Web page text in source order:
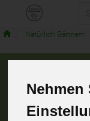
Nehmen
Natürlich Gärtnern